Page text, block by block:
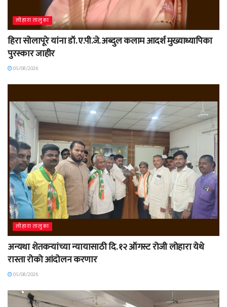
लोहारा तालुका
हिरा सोलापूरे यांना डॉ. ए.पी.जे. अब्दुल कलाम आदर्श मुख्याध्यापिका
पुरस्कार जाहीर
05/08/2026
लोहारा तालुका
अन्यथा शेतकऱ्यांच्या न्यायासाठी दि. १२ ऑगस्ट रोजी लोहारा येथे
रास्ता रोको आंदोलन करणार
05/08/2026